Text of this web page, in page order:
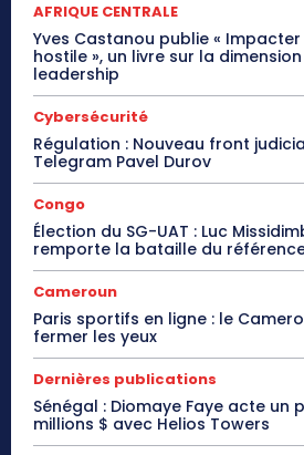
AFRIQUE CENTRALE
Yves Castanou publie «
hostile », un livre sur la
leadership
Cybersécurité
Régulation : Nouveau front
Telegram Pavel Durov
Congo
Élection du SG-UAT : Luc
remporte la bataille du
Cameroun
Paris sportifs en ligne : le
fermer les yeux
Dernières publications
Sénégal : Diomaye Faye acte un
millions $ avec Helios Towers